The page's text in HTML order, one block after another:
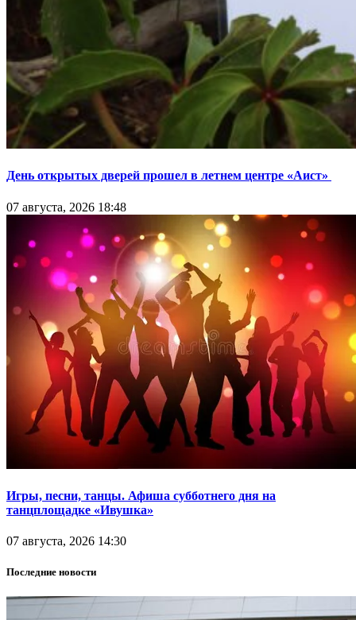
День открытых дверей прошел в летнем центре «Аист»
07 августа, 2026 18:48
Игры, песни, танцы. Афиша субботнего дня на
танцплощадке «Ивушка»
07 августа, 2026 14:30
Последние новости